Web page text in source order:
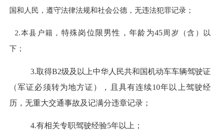
国和人民，遵守法律法规和社会公德，无违法犯罪记录；
2.本县户籍， 特殊岗位限男性，年龄为45周岁（含）以
下；
3.取得B2级及 以上中华人民共和国机动车车辆驾驶证
（军证必须转为地方证），且具有连续10年以上驾驶经
历，无重大交通事故及记满分违章记录 ；
4.有相关专职驾驶经验5年以上；